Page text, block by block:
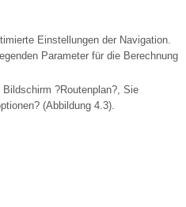
Einstellungen der Navigation.
Parameter für die Berechnung
Bildschirm ?Routenplan?, Sie
(Abbildung 4.3).